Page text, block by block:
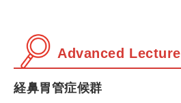
Advanced Lecture
経鼻胃管症候群